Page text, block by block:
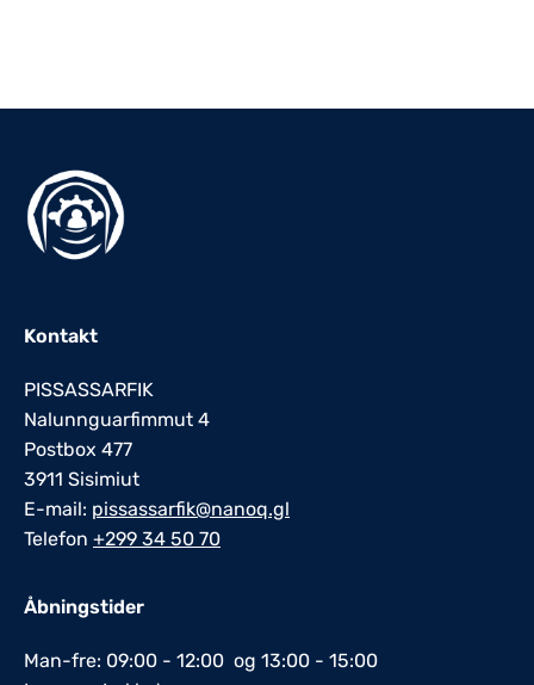
Kontakt
PISSASSARFIK
Nalunnguarfimmut 4
Postbox 477
3911 Sisimiut
E-mail: pissassarfik@nanoq.gl
Telefon +299 34 50 70
Åbningstider
Man-fre: 09:00 - 12:00 og 13:00 - 15:00